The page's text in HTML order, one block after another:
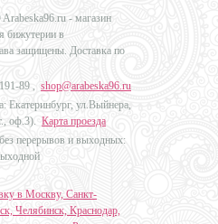
- магазин
бижутерии в
защищены. Доставка по
89 , shop@arabeska96.ru
Екатеринбург, ул.Выйнера,
оф.3). Карта проезда
перерывов и выходных:
в Москву, Санкт-
Челябинск, Краснодар,